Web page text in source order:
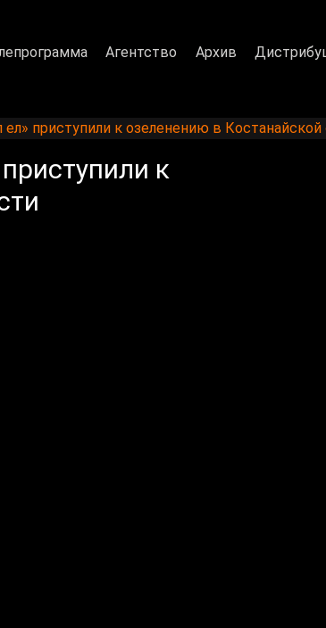
Агентство Архив
приступили к озеленению в Костанайской
к